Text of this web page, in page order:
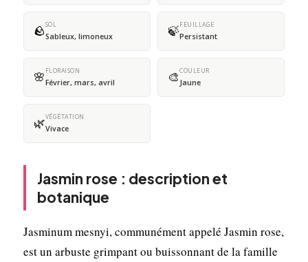
🪨SOL
Sableux, limoneux 🍃FEUILLAGE
Persistant
🌸 FLORAISON
Février, mars, avril 🎨COULEUR
Jaune
🌿VÉGÉTATION
Vivace
Jasmin rose : description et
botanique
Jasminum mesnyi, communément appelé Jasmin rose,
est un arbuste grimpant ou buissonnant de la famille